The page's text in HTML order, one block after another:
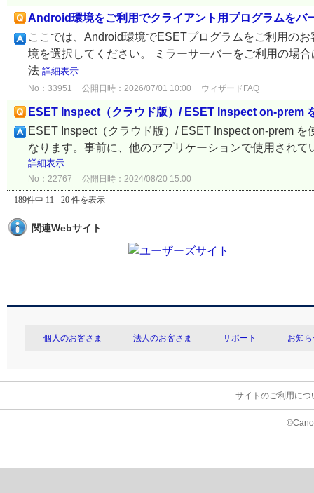
Android環境をご利用でクライアント用プログラムをバ
ここでは、Android環境でESETプログラムをご利用の
境を選択してください。 ミラーサーバーをご利用の場
法 詳細表示
No：33951 公開日時：2026/07/01 10:00 ウィザードFAQ
ESET Inspect（クラウド版）/ ESET Inspect on-prem
ESET Inspect（クラウド版）/ ESET Inspect on-prem
なります。事前に、他のアプリケーションで使用され
詳細表示
No：22767 公開日時：2024/08/20 15:00
189件中 11 - 20 件を表示
関連Webサイト
個人のお客さま 法人のお客さま サポート お知
サイトのご利用につ